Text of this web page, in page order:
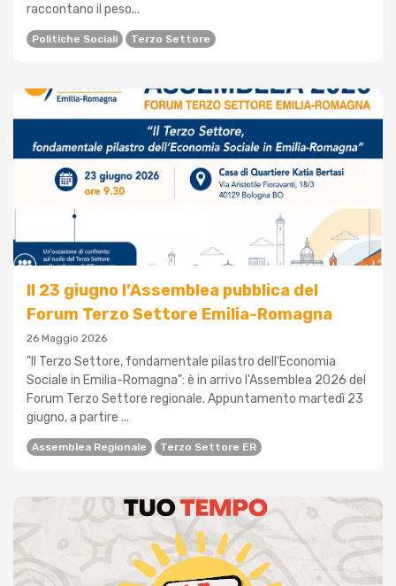
raccontano il peso...
Politiche Sociali Terzo Settore
Il 23 giugno l’Assemblea pubblica del
Forum Terzo Settore Emilia-Romagna
26 Maggio 2026
"Il Terzo Settore, fondamentale pilastro dell'Economia
Sociale in Emilia-Romagna": è in arrivo l'Assemblea 2026 del
Forum Terzo Settore regionale. Appuntamento martedì 23
giugno, a partire ...
Assemblea Regionale Terzo Settore ER